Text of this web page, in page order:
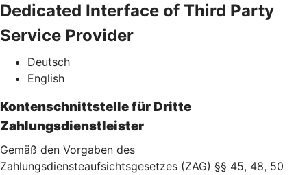
Dedicated Interface of Third Party
Service Provider
Deutsch
English
Kontenschnittstelle für Dritte
Zahlungsdienstleister
Gemäß den Vorgaben des
Zahlungsdiensteaufsichtsgesetzes (ZAG) §§ 45, 48, 50